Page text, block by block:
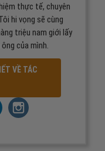
thực tế, chuyên
hi vọng sẽ cùng
triệu nam giới lấy
của mình.
VỀ TÁC